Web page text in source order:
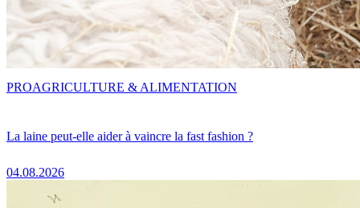
La laine peut-elle aider à vaincre la fast fashion ?
04.08.2026
PROAGRICULTURE & ALIMENTATION